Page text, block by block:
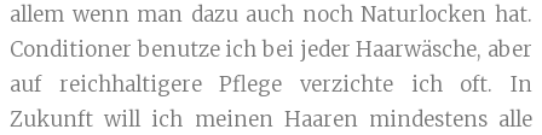
allem wenn man dazu auch noch Naturlocken hat.
Conditioner benutze ich bei jeder Haarwäsche, aber
auf reichhaltigere Pflege verzichte ich oft. In
Zukunft will ich meinen Haaren mindestens alle